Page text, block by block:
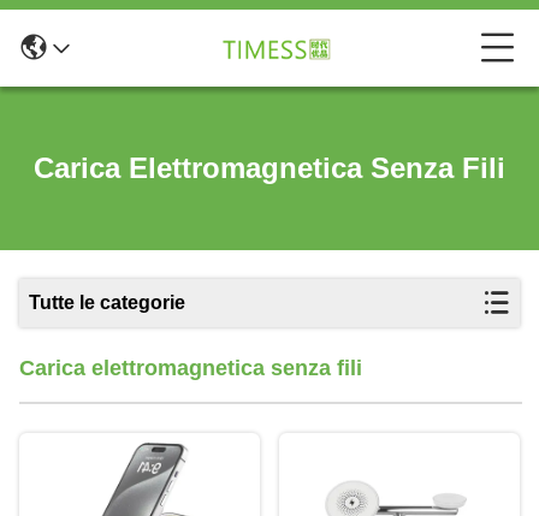
Carica Elettromagnetica Senza Fili
Tutte le categorie
Carica elettromagnetica senza fili